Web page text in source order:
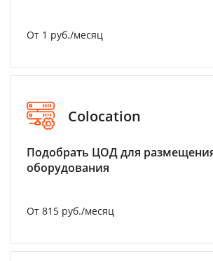
От 1 руб./месяц
Colocation
Подобрать ЦОД для
оборудования
От 815 руб./месяц